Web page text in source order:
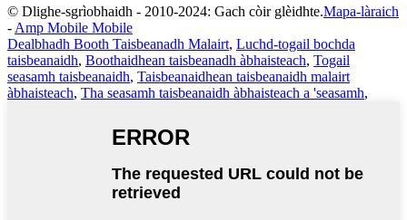
© Dlighe-sgrìobhaidh - 2010-2024: Gach còir glèidhte.Mapa-làraich
- Amp Mobile Mobile
Dealbhadh Booth Taisbeanadh Malairt, Luchd-togail bochda
taisbeanaidh, Boothaidhean taisbeanadh àbhaisteach, Togail
seasamh taisbeanaidh, Taisbeanaidhean taisbeanaidh malairt
àbhaisteach, Tha seasamh taisbeanaidh àbhaisteach a 'seasamh,